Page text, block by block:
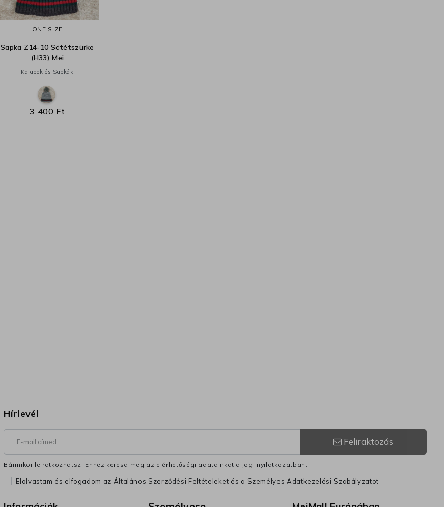
ONE SIZE
Sapka Z14-10 Sötétszürke
(H33) Mei
Kalapok és Sapkák
3 400 Ft
Hírlevél
Feliraktozás
Bármikor leiratkozhatsz. Ehhez keresd meg az elérhetőségi adatainkat a jogi nyilatkozatban.
Elolvastam és elfogadom az Általános Szerződési Feltételeket és a Személyes Adatkezelési Szabályzatot